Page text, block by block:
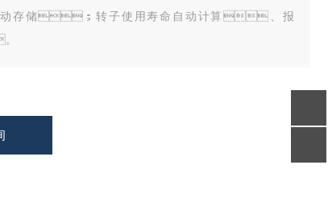
动存储；转子使用寿命自动计算、报